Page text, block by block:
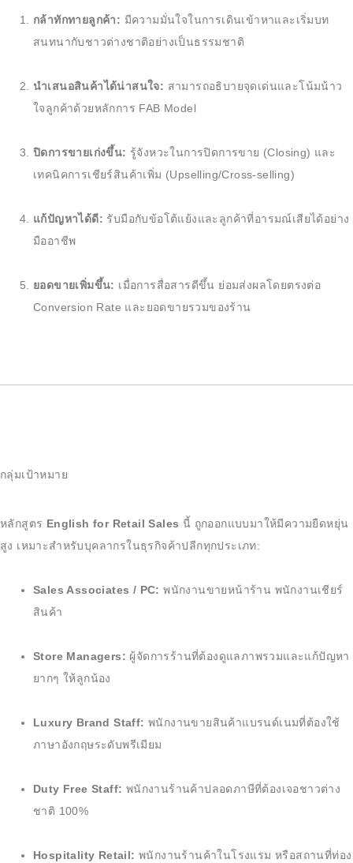
กล้าทักทายลูกค้า: มีความมั่นใจในการเดินเข้าหาและเริ่มบท
สนทนากับชาวต่างชาติอย่างเป็นธรรมชาติ
นำเสนอสินค้าได้น่าสนใจ: สามารถอธิบายจุดเด่นและโน้มน้าว
ใจลูกค้าด้วยหลักการ FAB Model
ปิดการขายเก่งขึ้น: รู้จังหวะในการปิดการขาย (Closing) และ
เทคนิคการเชียร์สินค้าเพิ่ม (Upselling/Cross-selling)
แก้ปัญหาได้ดี: รับมือกับข้อโต้แย้งและลูกค้าที่อารมณ์เสียได้อย่าง
มืออาชีพ
ยอดขายเพิ่มขึ้น: เมื่อการสื่อสารดีขึ้น ย่อมส่งผลโดยตรงต่อ
Conversion Rate และยอดขายรวมของร้าน
กลุ่มเป้าหมาย
หลักสูตร English for Retail Sales นี้ ถูกออกแบบมาให้มีความยืดหยุ่น
สูง เหมาะสำหรับบุคลากรในธุรกิจค้าปลีกทุกประเภท:
Sales Associates / PC: พนักงานขายหน้าร้าน พนักงานเชียร์
สินค้า
Store Managers: ผู้จัดการร้านที่ต้องดูแลภาพรวมและแก้ปัญหา
ยากๆ ให้ลูกน้อง
Luxury Brand Staff: พนักงานขายสินค้าแบรนด์เนมที่ต้องใช้
ภาษาอังกฤษระดับพรีเมียม
Duty Free Staff: พนักงานร้านค้าปลอดภาษีที่ต้องเจอชาวต่าง
ชาติ 100%
Hospitality Retail: พนักงานร้านค้าในโรงแรม หรือสถานที่ท่อง